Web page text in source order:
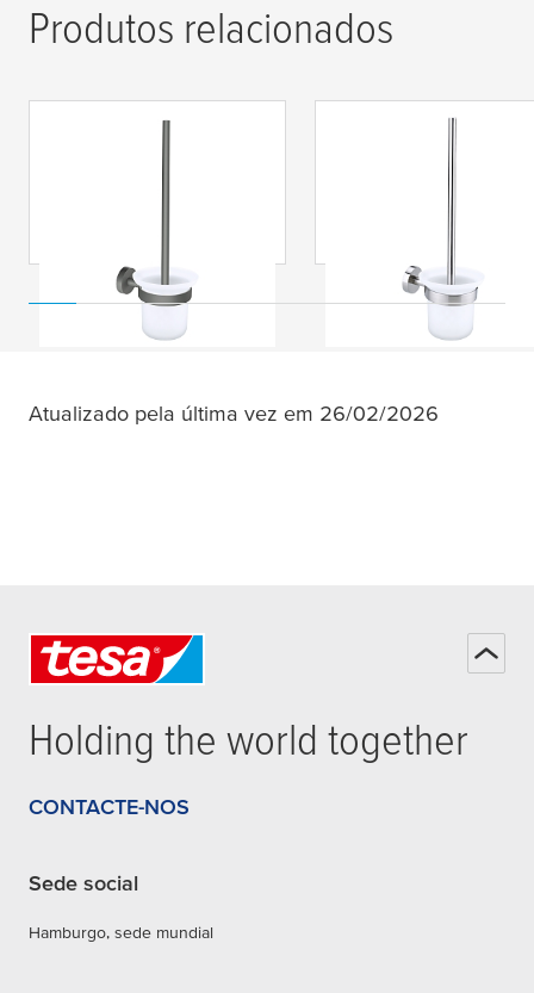
Produtos relacionados
® Moon Grey
revestido a pó
® Escova de
limpar a sanita,
aspeto de aço
autoadesiva Moon
Atualizado pela última vez em 26/02/2026
Holding the world together
CONTACTE-NOS
Sede social
Hamburgo, sede mundial